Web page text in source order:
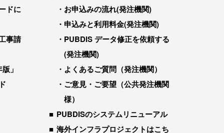
ドに
事請
」
お申込みの流れ(発注機関)
申込みと利用料金(発注機関)
PUBDIS データ修正を依頼する
(発注機関)
よくあるご質問（発注機関）
ご意見・ご要望（公共発注機関
様）
PUBDISのシステムリニューアル
海外インフラプロジェクトはこち